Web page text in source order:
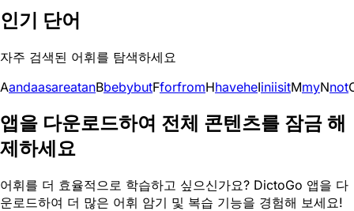
인기 단어
자주 검색된 어휘를 탐색하세요
AandaasareatanBbebybutFforfromHhaveheIiniisitMmyNnot
앱을 다운로드하여 전체 콘텐츠를 잠금 해
제하세요
어휘를 더 효율적으로 학습하고 싶으신가요? DictoGo 앱을 다
운로드하여 더 많은 어휘 암기 및 복습 기능을 경험해 보세요!